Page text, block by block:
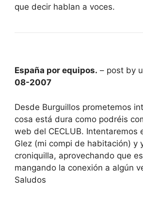
que decir hablan a voces.
España por equipos. – post by
08-2007
Desde Burguillos prometemos
cosa está dura como podréis
web del CECLUB. Intentaremos
Glez (mi compi de habitación) y
croniquilla, aprovechando que
mangando la conexión a algún
Saludos